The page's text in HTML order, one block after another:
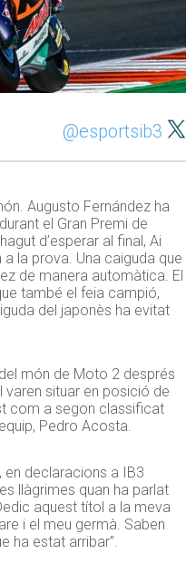
@esportsib3
Augusto Fernández ha
el Gran Premi de
d’esperar al final, Ai
la prova. Una caiguda que
de manera automàtica. El
també el feia campió,
del japonès ha evitat
món de Moto 2 després
varen situar en posició de
com a segon classificat
Pedro Acosta.
declaracions a IB3
llàgrimes quan ha parlat
aquest títol a la meva
i el meu germà. Saben
ha estat arribar”.